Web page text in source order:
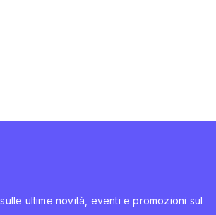
ultime novità, eventi e promozioni sul